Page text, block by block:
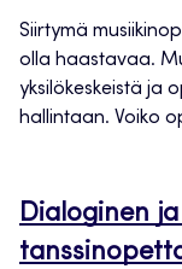
Siirtymä
olla haastavaa.
yksilökeskeistä ja
hallintaan. Voiko
Dialoginen